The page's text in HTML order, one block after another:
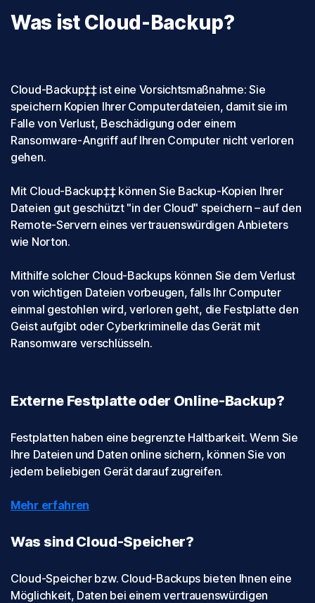
Was ist Cloud-Backup?
Cloud-Backup‡‡ ist eine Vorsichtsmaßnahme: Sie
speichern Kopien Ihrer Computerdateien, damit sie im
Falle von Verlust, Beschädigung oder einem
Ransomware-Angriff auf Ihren Computer nicht verloren
gehen.
Mit Cloud-Backup‡‡ können Sie Backup-Kopien Ihrer
Dateien gut geschützt "in der Cloud" speichern – auf den
Remote-Servern eines vertrauenswürdigen Anbieters
wie Norton.
Mithilfe solcher Cloud-Backups können Sie dem Verlust
von wichtigen Dateien vorbeugen, falls Ihr Computer
einmal gestohlen wird, verloren geht, die Festplatte den
Geist aufgibt oder Cyberkriminelle das Gerät mit
Ransomware verschlüsseln.
Externe Festplatte oder Online-Backup?
Festplatten haben eine begrenzte Haltbarkeit. Wenn Sie
Ihre Dateien und Daten online sichern, können Sie von
jedem beliebigen Gerät darauf zugreifen.
Mehr erfahren
Was sind Cloud-Speicher?
Cloud-Speicher bzw. Cloud-Backups bieten Ihnen eine
Möglichkeit, Daten bei einem vertrauenswürdigen